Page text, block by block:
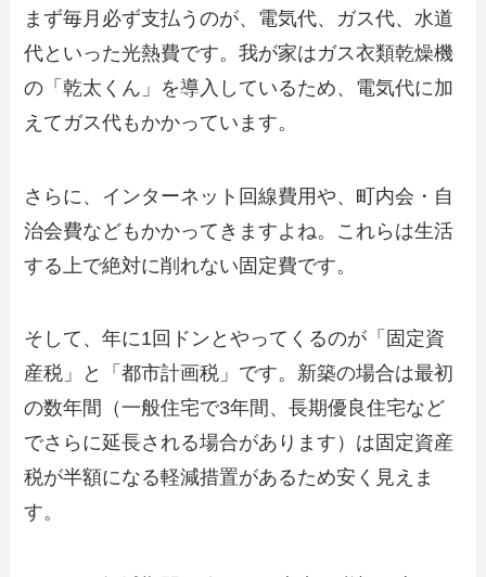
まず毎月必ず支払うのが、電気代、ガス代、水道
代といった光熱費です。我が家はガス衣類乾燥機
の「乾太くん」を導入しているため、電気代に加
えてガス代もかかっています。
さらに、インターネット回線費用や、町内会・自
治会費などもかかってきますよね。これらは生活
する上で絶対に削れない固定費です。
そして、年に1回ドンとやってくるのが「固定資
産税」と「都市計画税」です。新築の場合は最初
の数年間（一般住宅で3年間、長期優良住宅など
でさらに延長される場合があります）は固定資産
税が半額になる軽減措置があるため安く見えま
す。